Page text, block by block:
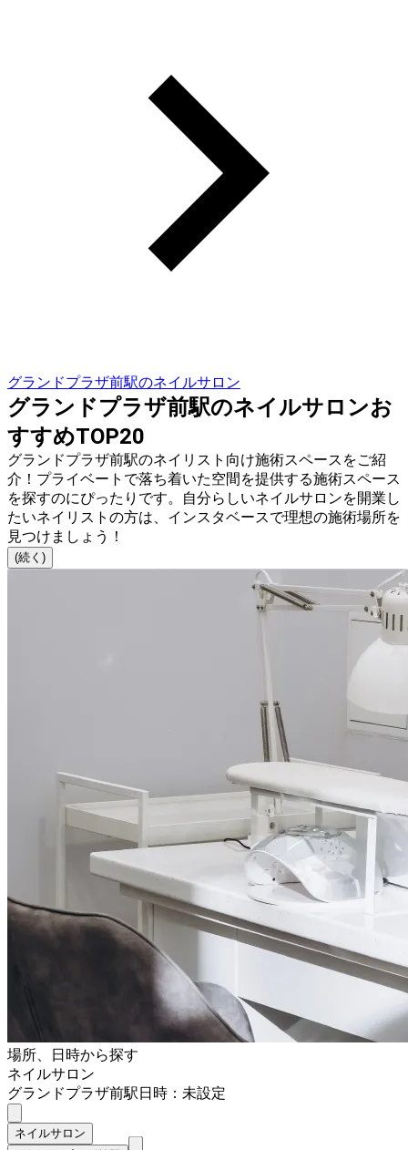
グランドプラザ前駅のネイルサロン
グランドプラザ前駅のネイルサロンお
すすめTOP20
グランドプラザ前駅のネイリスト向け施術スペースをご紹
介！プライベートで落ち着いた空間を提供する施術スペース
を探すのにぴったりです。自分らしいネイルサロンを開業し
たいネイリストの方は、インスタベースで理想の施術場所を
見つけましょう！
(続く)
場所、日時から探す
ネイルサロン
グランドプラザ前駅日時：未設定
ネイルサロン